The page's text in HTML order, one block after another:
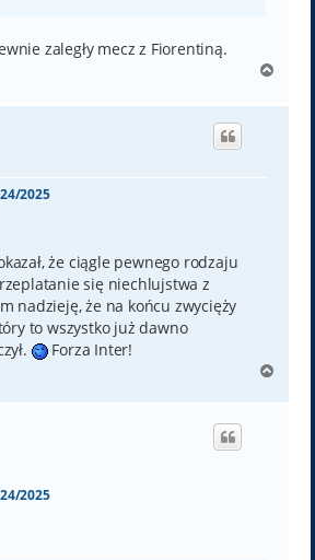
zaległy mecz z Fiorentiną.
g
2025
że ciągle pewnego rodzaju
się niechlujstwa z
nadzieję, że na końcu zwycięży
to wszystko już dawno
Forza Inter!
g
2025